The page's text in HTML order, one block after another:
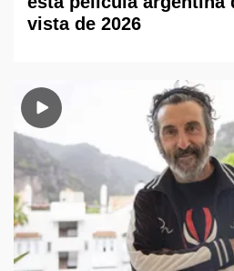
vista de 2026